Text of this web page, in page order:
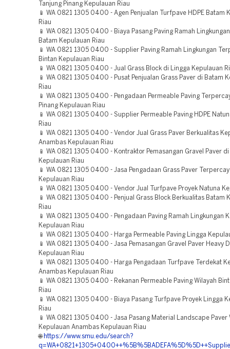
Tanjung Pinang Kepulauan Riau
📱 WA 0821 1305 0400 - Agen Penjualan Turfpave HDPE Batam
Riau
📱 WA 0821 1305 0400 - Biaya Pasang Paving Ramah
Batam Kepulauan Riau
📱 WA 0821 1305 0400 - Supplier Paving Ramah Lingkungan
Bintan Kepulauan Riau
📱 WA 0821 1305 0400 - Jual Grass Block di Lingga Kepulauan
📱 WA 0821 1305 0400 - Pusat Penjualan Grass Paver di Batam
Riau
📱 WA 0821 1305 0400 - Pengadaan Permeable Paving
Pinang Kepulauan Riau
📱 WA 0821 1305 0400 - Supplier Permeable Paving HDPE
Riau
📱 WA 0821 1305 0400 - Vendor Jual Grass Paver Berkualitas
Anambas Kepulauan Riau
📱 WA 0821 1305 0400 - Kontraktor Pemasangan Gravel Paver
Kepulauan Riau
📱 WA 0821 1305 0400 - Jasa Pengadaan Grass Paver
Kepulauan Riau
📱 WA 0821 1305 0400 - Vendor Jual Turfpave Proyek Natuna
📱 WA 0821 1305 0400 - Penjual Grass Block Berkualitas Batam
Riau
📱 WA 0821 1305 0400 - Pengadaan Paving Ramah Lingkungan
Kepulauan Riau
📱 WA 0821 1305 0400 - Harga Permeable Paving Lingga
📱 WA 0821 1305 0400 - Jasa Pemasangan Gravel Paver Heavy
Kepulauan Riau
📱 WA 0821 1305 0400 - Harga Pengadaan Turfpave Terdekat
Anambas Kepulauan Riau
📱 WA 0821 1305 0400 - Rekanan Permeable Paving Wilayah
Riau
📱 WA 0821 1305 0400 - Biaya Pasang Turfpave Proyek Lingga
Riau
📱 WA 0821 1305 0400 - Jasa Pasang Material Landscape Paver
Kepulauan Anambas Kepulauan Riau
🌐 https://www.smu.edu/search?